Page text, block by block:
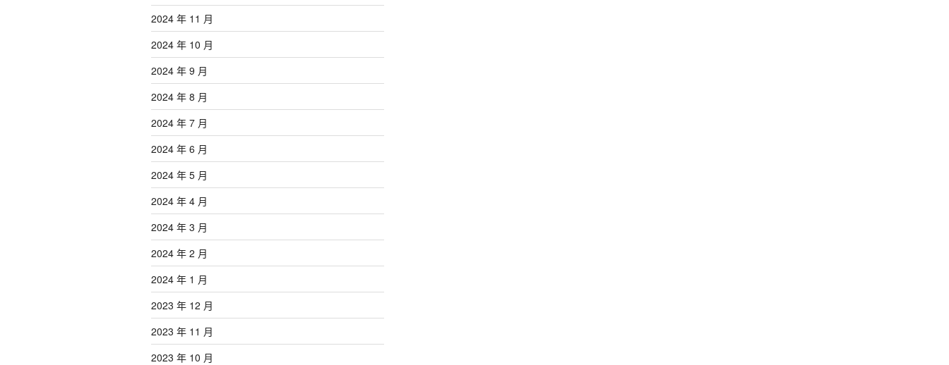
2024 年 11 月
2024 年 10 月
2024 年 9 月
2024 年 8 月
2024 年 7 月
2024 年 6 月
2024 年 5 月
2024 年 4 月
2024 年 3 月
2024 年 2 月
2024 年 1 月
2023 年 12 月
2023 年 11 月
2023 年 10 月